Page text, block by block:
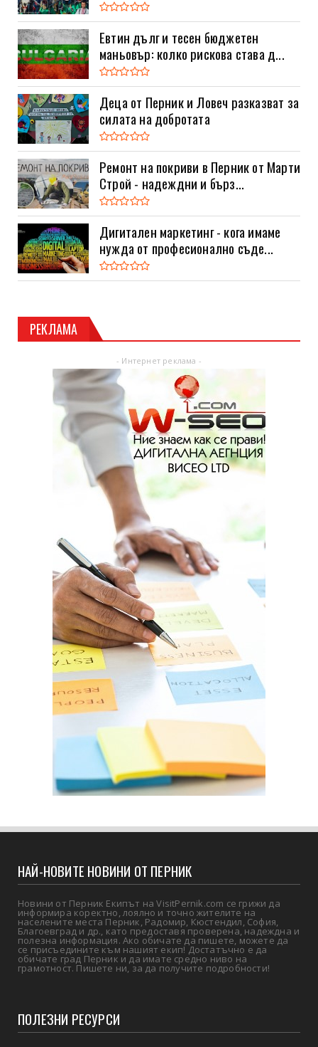
Евтин дълг и тесен бюджетен
маньовър: колко рискова става д...
Деца от Перник и Ловеч разказват за
силата на добротата
Ремонт на покриви в Перник от Марти
Строй - надеждни и бърз...
Дигитален маркетинг - кога имаме
нужда от професионално съде...
РЕКЛАМА
- Интернет реклама -
НАЙ-НОВИТЕ НОВИНИ ОТ ПЕРНИК
Новини от Перник Екипът на VisitPernik.com се грижи да
информира коректно, лоялно и точно жителите на
населените места Перник, Радомир, Кюстендил, София,
Благоевград и др., като предоставя проверена, надеждна и
полезна информация. Ако обичате да пишете, можете да
се присъедините към нашият екип! Достатъчно е да
обичате град Перник и да имате средно ниво на
грамотност. Пишете ни, за да получите подробности!
ПОЛЕЗНИ РЕСУРСИ